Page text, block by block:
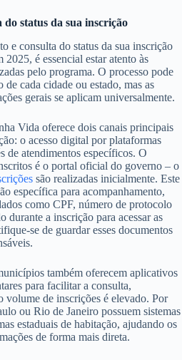
status da sua inscrição
e consulta do status da sua inscrição
é essencial estar atento às
pelo programa. O processo pode
cada cidade ou estado, mas as
gerais se aplicam universalmente.
Vida oferece dois canais principais
o acesso digital por plataformas
de atendimentos específicos. O
é o portal oficial do governo – o
são realizadas inicialmente. Este
específica para acompanhamento,
como CPF, número de protocolo
durante a inscrição para acessar as
se de guardar esses documentos
também oferecem aplicativos
para facilitar a consulta,
volume de inscrições é elevado. Por
ou Rio de Janeiro possuem sistemas
estaduais de habitação, ajudando os
de forma mais direta.